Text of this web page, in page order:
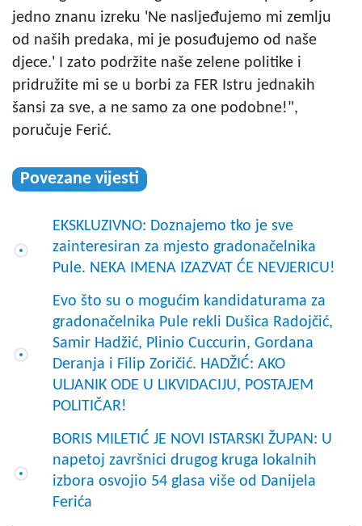
jedno znanu izreku 'Ne nasljeđujemo mi zemlju
od naših predaka, mi je posuđujemo od naše
djece.' I zato podržite naše zelene politike i
pridružite mi se u borbi za FER Istru jednakih
šansi za sve, a ne samo za one podobne!",
poručuje Ferić.
Povezane vijesti
EKSKLUZIVNO: Doznajemo tko je sve
zainteresiran za mjesto gradonačelnika
Pule. NEKA IMENA IZAZVAT ĆE NEVJERICU!
Evo što su o mogućim kandidaturama za
gradonačelnika Pule rekli Dušica Radojčić,
Samir Hadžić, Plinio Cuccurin, Gordana
Deranja i Filip Zoričić. HADŽIĆ: AKO
ULJANIK ODE U LIKVIDACIJU, POSTAJEM
POLITIČAR!
BORIS MILETIĆ JE NOVI ISTARSKI ŽUPAN: U
napetoj završnici drugog kruga lokalnih
izbora osvojio 54 glasa više od Danijela
Ferića